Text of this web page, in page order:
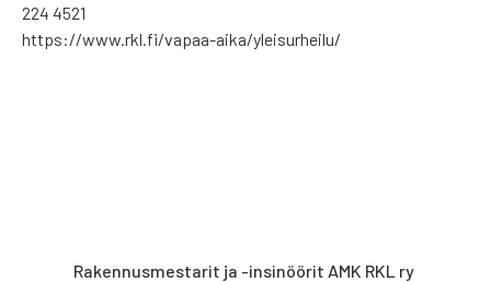
224 4521
https://www.rkl.fi/vapaa-aika/yleisurheilu/
Rakennusmestarit ja -insinöörit AMK RKL ry